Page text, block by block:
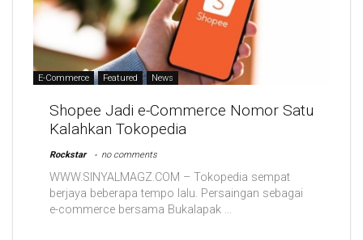
E-Commerce Featured News
Shopee Jadi e-Commerce Nomor Satu
Kalahkan Tokopedia
Rockstar no comments
WWW.SINYALMAGZ.COM – Tokopedia sempat
berjaya beberapa tempo lalu. Persaingan sebagai
e-commerce bersama Bukalapak ...